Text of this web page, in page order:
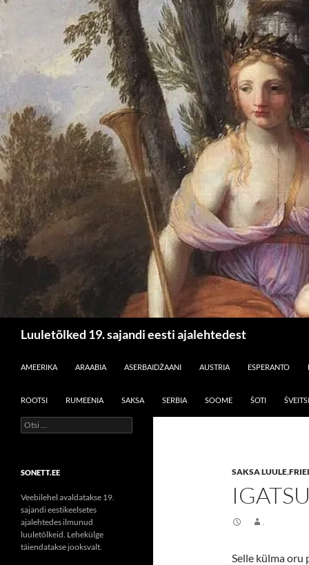
Luuletõlked 19. sajandi eesti ajalehtedest
AMEERIKA
ARAABIA ASERBAIDŽAANI AUSTRIA ESPERANTO
ROOTSI RUMEENIA SAKSA SERBIA SOOME ŠOTI ŠVEITSI
SAKSA LUULE,
.
Selle külma oru
Otsi:
SONETT.EE
Veebilehel avaldatakse 19.
sajandi eestikeelsetes
ajalehtedes ilmunud
luuletõlkeid. Lehekülge
täiendatakse jooksvalt.